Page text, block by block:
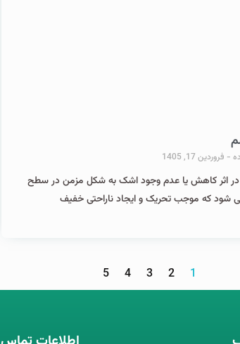
فروردین 17, 1405
اثر کاهش یا عدم وجود اشک به شکل مزمن در سطح
شود که موجب تحریک و ایجاد ناراحتی خفیف
1
2
3
4
5